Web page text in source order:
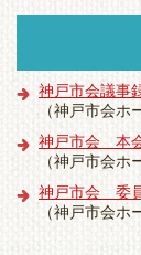
神戸市会議事
（神戸市会ホ
神戸市会 本
（神戸市会ホ
神戸市会 委
（神戸市会ホ